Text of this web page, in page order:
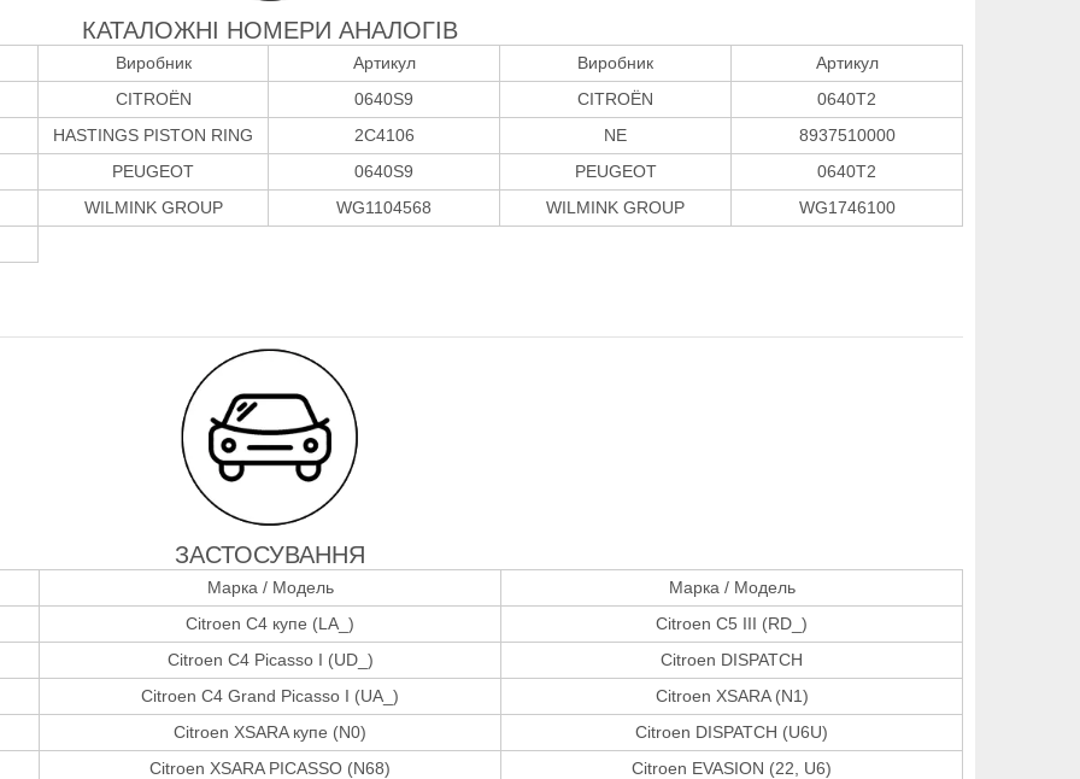
КАТАЛОЖНІ НОМЕРИ АНАЛОГІВ
Виробник Артикул Виробник
Артикул
CITROËN
0640S9 CITROËN
0640T2
HASTINGS PISTON RING
2C4106 NE
8937510000
PEUGEOT
0640S9 PEUGEOT
0640T2
WILMINK GROUP
WG1104568 WILMINK GROUP WG1746100
ЗАСТОСУВАННЯ
Марка / Модель
Марка / Модель
Citroen C4 купе (LA_)
Citroen C5 III (RD_)
Citroen C4 Picasso I (UD_)
Citroen DISPATCH
Citroen C4 Grand Picasso I (UA_)
Citroen XSARA (N1)
Citroen XSARA купе (N0)
Citroen DISPATCH (U6U)
Citroen XSARA PICASSO (N68)
Citroen EVASION (22, U6)